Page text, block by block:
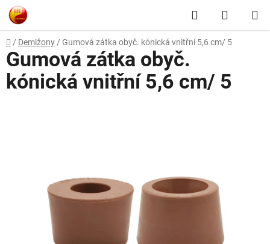
Přejít
na
obsah
Hledat
KOŠÍK
Domů
/ Demižony / Gumová zátka obyč. kónická vnitřní 5,6 cm/ 5
Gumová zátka obyč.
kónická vnitřní 5,6 cm/ 5